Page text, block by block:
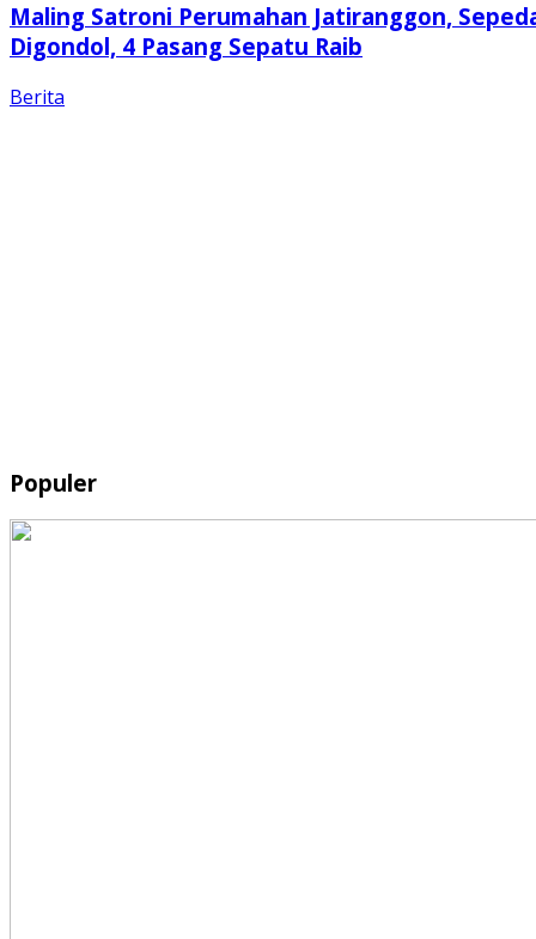
Maling Satroni Perumahan Jatiranggon,
Digondol, 4 Pasang Sepatu Raib
Berita
Populer